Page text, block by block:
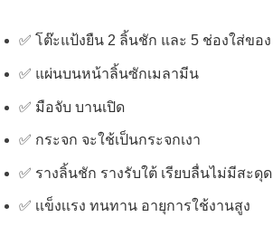
✅ โต๊ะแป้งยืน 2 ลิ้นชัก และ 5 ช่องใส่ของ
✅ แผ่นบนหน้าลิ้นซักเมลามีน
✅ มือจับ บานเปิด
✅ กระจก จะใช้เป็นกระจกเงา
✅ รางลิ้นชัก รางรับใต้ เรียบลื่นไม่มีสะดุด
✅ เเข็งเเรง ทนทาน อายุการใช้งานสูง